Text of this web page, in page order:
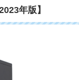
年版】